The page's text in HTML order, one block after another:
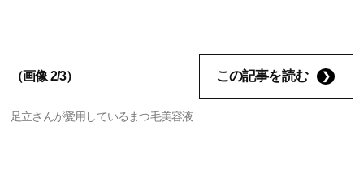
（画像 2/3） この記事を読む
足立さんが愛用しているまつ毛美容液